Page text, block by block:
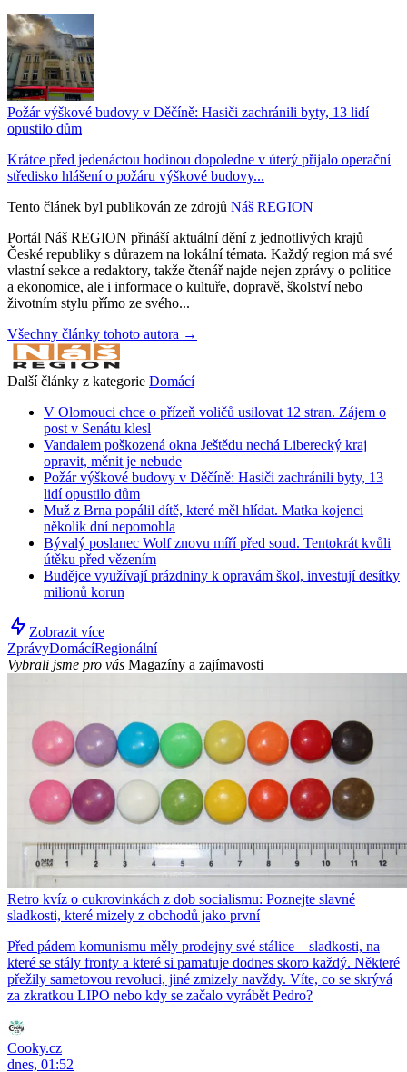
Požár výškové budovy v Děčíně: Hasiči zachránili byty, 13 lidí
opustilo dům
Krátce před jedenáctou hodinou dopoledne v úterý přijalo operační
středisko hlášení o požáru výškové budovy...
Tento článek byl publikován ze zdrojů Náš REGION
Portál Náš REGION přináší aktuální dění z jednotlivých krajů
České republiky s důrazem na lokální témata. Každý region má své
vlastní sekce a redaktory, takže čtenář najde nejen zprávy o politice
a ekonomice, ale i informace o kultuře, dopravě, školství nebo
životním stylu přímo ze svého...
Všechny články tohoto autora →
Další články z kategorie Domácí
V Olomouci chce o přízeň voličů usilovat 12 stran. Zájem o
post v Senátu klesl
Vandalem poškozená okna Ještědu nechá Liberecký kraj
opravit, měnit je nebude
Požár výškové budovy v Děčíně: Hasiči zachránili byty, 13
lidí opustilo dům
Muž z Brna popálil dítě, které měl hlídat. Matka kojenci
několik dní nepomohla
Bývalý poslanec Wolf znovu míří před soud. Tentokrát kvůli
útěku před vězením
Budějce využívají prázdniny k opravám škol, investují desítky
milionů korun
Zobrazit více
ZprávyDomácíRegionální
Vybrali jsme pro vás Magazíny a zajímavosti
Retro kvíz o cukrovinkách z dob socialismu: Poznejte slavné
sladkosti, které mizely z obchodů jako první
Před pádem komunismu měly prodejny své stálice – sladkosti, na
které se stály fronty a které si pamatuje dodnes skoro každý. Některé
přežily sametovou revoluci, jiné zmizely navždy. Víte, co se skrývá
za zkratkou LIPO nebo kdy se začalo vyrábět Pedro?
Cooky.cz
dnes, 01:52